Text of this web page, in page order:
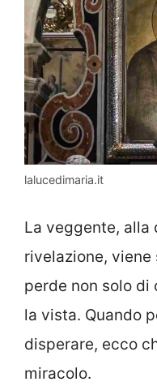
lalucedimaria.it
La veggente, alla
rivelazione,
perde non solo
la vista. Quando
disperare, ecco
miracolo.